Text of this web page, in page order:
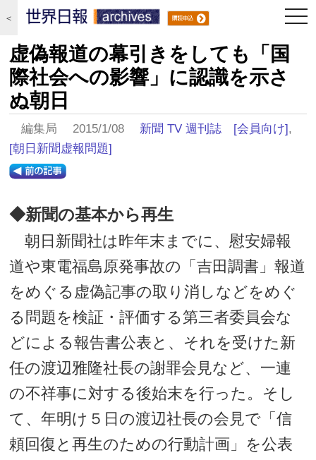
＜
虚偽報道の幕引きをしても「国
際社会への影響」に認識を示さ
ぬ朝日
編集局 2015/1/08 新聞 TV 週刊誌 [会員向け],
[朝日新聞虚報問題]
◆新聞の基本から再生
朝日新聞社は昨年末までに、慰安婦報
道や東電福島原発事故の「吉田調書」報道
をめぐる虚偽記事の取り消しなどをめぐ
る問題を検証・評価する第三者委員会な
どによる報告書公表と、それを受けた新
任の渡辺雅隆社長の謝罪会見など、一連
の不祥事に対する後始末を行った。そし
て、年明け５日の渡辺社長の会見で「信
頼回復と再生のための行動計画」を公表